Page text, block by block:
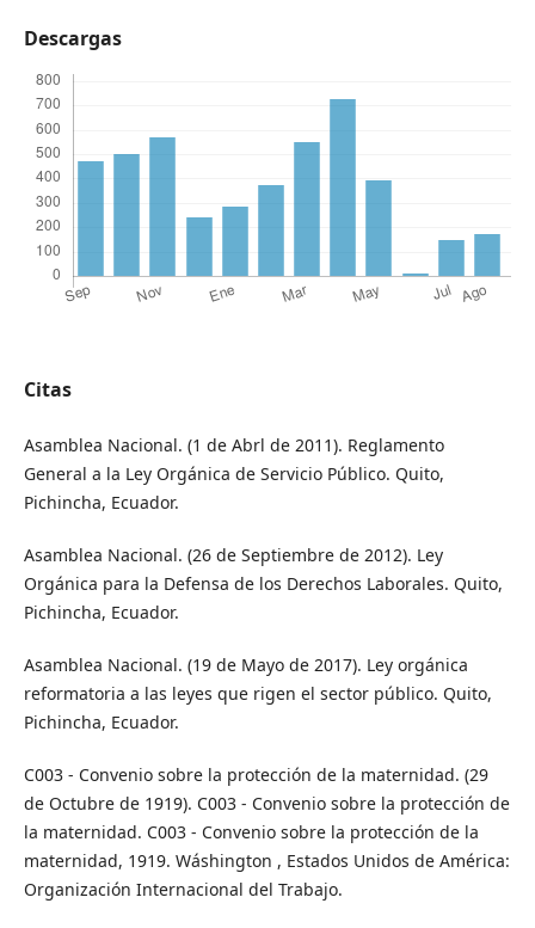
Descargas
Citas
Asamblea Nacional. (1 de Abrl de 2011). Reglamento
General a la Ley Orgánica de Servicio Público. Quito,
Pichincha, Ecuador.
Asamblea Nacional. (26 de Septiembre de 2012). Ley
Orgánica para la Defensa de los Derechos Laborales. Quito,
Pichincha, Ecuador.
Asamblea Nacional. (19 de Mayo de 2017). Ley orgánica
reformatoria a las leyes que rigen el sector público. Quito,
Pichincha, Ecuador.
C003 - Convenio sobre la protección de la maternidad. (29
de Octubre de 1919). C003 - Convenio sobre la protección de
la maternidad. C003 - Convenio sobre la protección de la
maternidad, 1919. Wáshington , Estados Unidos de América:
Organización Internacional del Trabajo.